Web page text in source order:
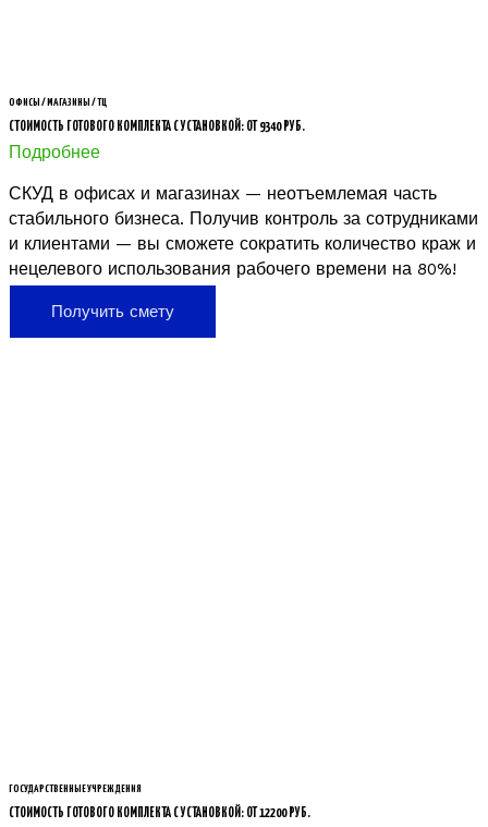
ОФИСЫ / МАГАЗИНЫ / ТЦ
СТОИМОСТЬ ГОТОВОГО КОМПЛЕКТА С УСТАНОВКОЙ: ОТ 9340 РУБ.
Подробнее
СКУД в офисах и магазинах — неотъемлемая часть
стабильного бизнеса. Получив контроль за сотрудниками
и клиентами — вы сможете сократить количество краж и
нецелевого использования рабочего времени на 80%!
Получить смету
ГОСУДАРСТВЕННЫЕ УЧРЕЖДЕНИЯ
СТОИМОСТЬ ГОТОВОГО КОМПЛЕКТА С УСТАНОВКОЙ: ОТ 12200 РУБ.